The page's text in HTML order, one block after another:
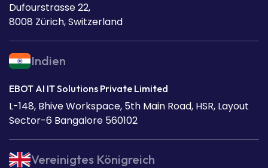
Dufourstrasse 22,
8008 Zürich, Switzerland
Indien
EBOT AI IT Solutions Private Limited
L-148, Bhive Workspace, 5th Main Road, HSR, Layout
Sector-6 Bangalore 560102
Vereinigtes Königreich